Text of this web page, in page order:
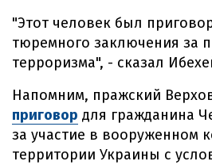
"Этот человек был
тюремного заключения за
терроризма", - сказал
Напомним, пражский
приговор для гражданина
за участие в вооруженном
территории Украины с